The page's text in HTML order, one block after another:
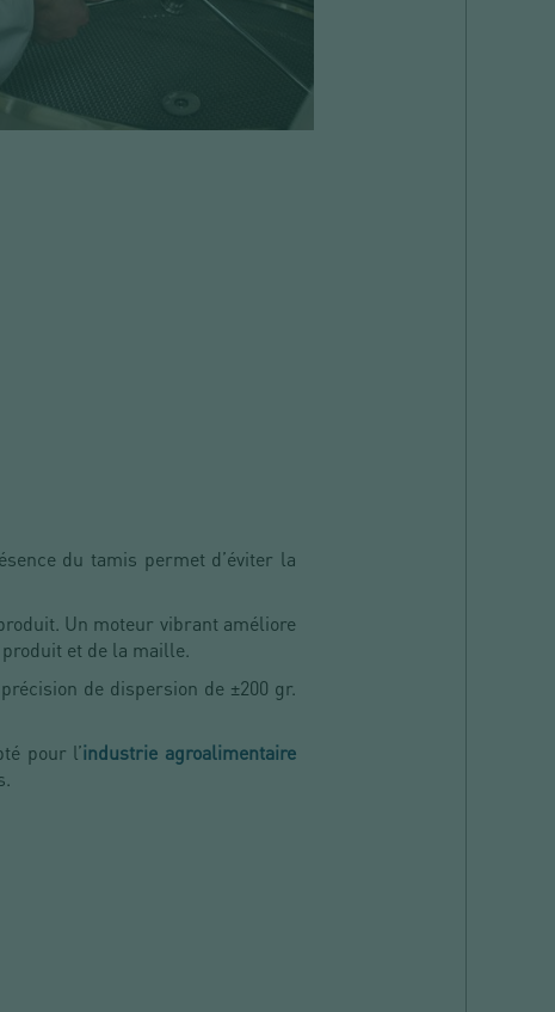
du tamis permet d’éviter la
Un moteur vibrant améliore
et de la maille.
de dispersion de ±200 gr.
pour l’industrie agroalimentaire